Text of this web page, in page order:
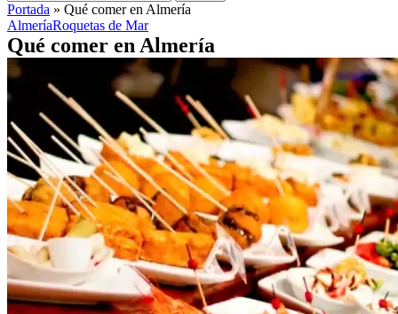
Portada » Qué comer en Almería
AlmeríaRoquetas de Mar
Qué comer en Almería